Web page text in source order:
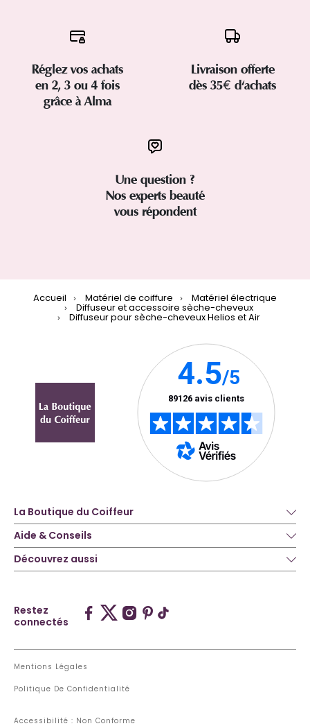
Réglez vos achats
en 2, 3 ou 4 fois
grâce à Alma
Livraison offerte
dès 35€ d'achats
Une question ?
Nos experts beauté
vous répondent
Accueil Matériel de coiffure Matériel électrique
Diffuseur et accessoire sèche-cheveux
Diffuseur pour sèche-cheveux Helios et Air
La Boutique du Coiffeur
Aide & Conseils
Découvrez aussi
Restez
connectés
Mentions Légales
Politique De Confidentialité
Accessibilité : Non Conforme